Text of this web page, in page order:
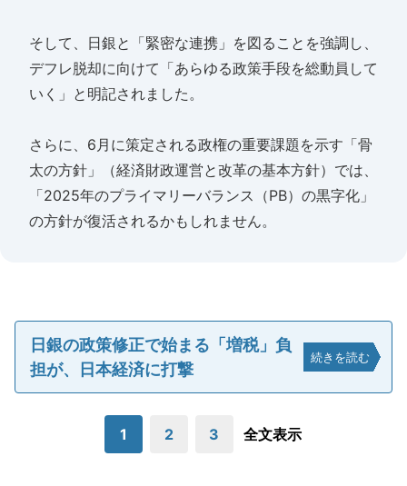
そして、日銀と「緊密な連携」を図ることを強調し、
デフレ脱却に向けて「あらゆる政策手段を総動員して
いく」と明記されました。
さらに、6月に策定される政権の重要課題を示す「骨
太の方針」（経済財政運営と改革の基本方針）では、
「2025年のプライマリーバランス（PB）の黒字化」
の方針が復活されるかもしれません。
日銀の政策修正で始まる「増税」負
担が、日本経済に打撃
続きを読む
1 2 3 全文表示